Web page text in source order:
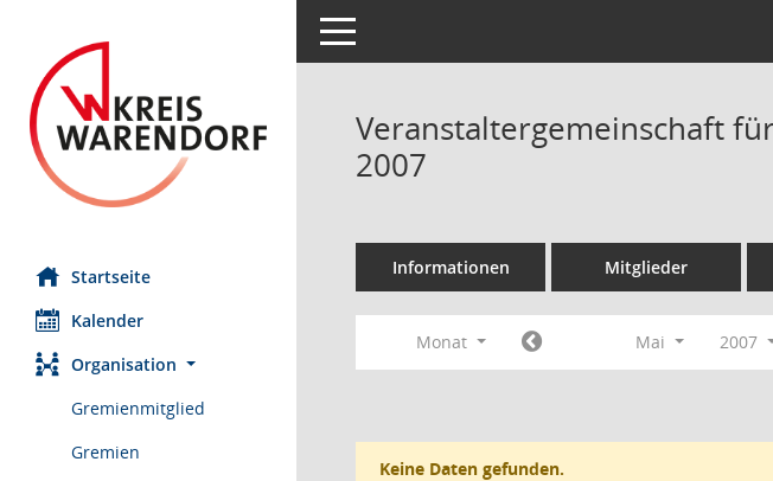
Startseite
Kalender
Organisation
Gremienmitglied
Gremien
Toggle navigation
Veranstaltergemeinschaft
2007
Informationen Mitglieder
Monat Mai 2007
Keine Daten gefunden.